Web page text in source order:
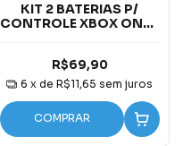
KIT 2 BATERIAS P/
CONTROLE XBOX ONE +
R$69,90
6 x deR$11,65 sem juros
COMPRAR